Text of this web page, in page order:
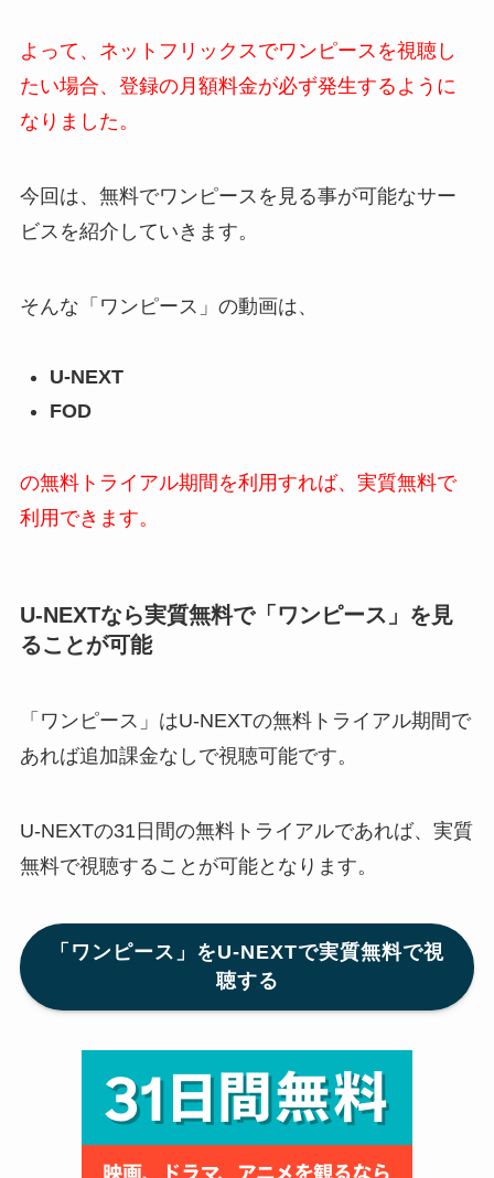
よって、ネットフリックスでワンピースを視聴し
たい場合、登録の月額料金が必ず発生するように
なりました。
今回は、無料でワンピースを見る事が可能なサー
ビスを紹介していきます。
そんな「ワンピース」の動画は、
U-NEXT
FOD
の無料トライアル期間を利用すれば、実質無料で
利用できます。
U-NEXTなら実質無料で「ワンピース」 を見
ることが可能
「ワンピース」はU-NEXTの無料トライアル期間で
あれば追加課金なしで視聴可能です。
U-NEXTの31日間の無料トライアルであれば、実質
無料で視聴することが可能となります。
「ワンピース」をU-NEXTで実質無料で視
聴する